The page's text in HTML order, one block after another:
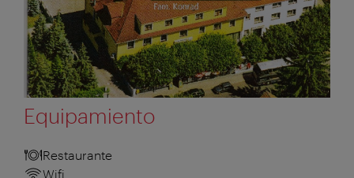
Equipamiento
Restaurante
Wifi